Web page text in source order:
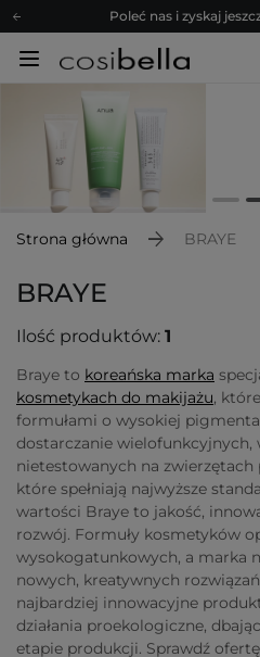
Poleć nas i zyskaj
Zapisz się na
Z nami to możliwe!
Zapisz się na
Strona główna BRAYE
BRAYE
Ilość produktów: 1
Braye to koreańska marka
kosmetykach do makijażu,
formułami o wysokiej
dostarczanie wielofunkcyjnych,
nietestowanych na
które spełniają najwyższe
wartości Braye to jakość,
rozwój. Formuły kosmetyków
wysokogatunkowych, a marka
nowych, kreatywnych
najbardziej innowacyjne
działania proekologiczne,
etapie produkcji. Sprawdź